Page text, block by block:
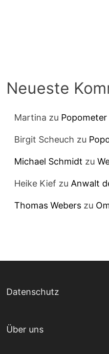
Neueste
Martina zu Popometer
Birgit Scheuch zu
Michael Schmidt zu
Heike Kief zu Anwalt
Thomas Webers zu
Datenschutz
Über uns